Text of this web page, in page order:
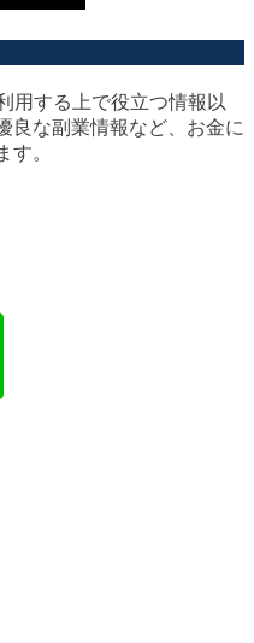
用する上で役立つ情報以
良な副業情報など、お金に
す。